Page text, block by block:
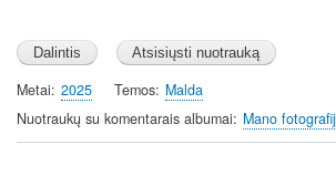
Metai 2025 Temos Malda
Nuotraukų su komentarais albumai
Mano